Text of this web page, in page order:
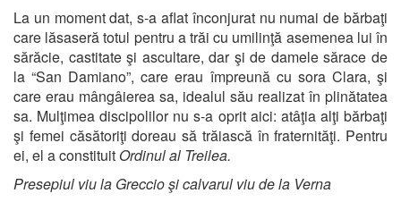
La un moment dat, s-a aflat înconjurat nu numai de bărbaţi
care lăsaseră totul pentru a trăi cu umilinţă asemenea lui în
sărăcie, castitate şi ascultare, dar şi de damele sărace de
la “San Damiano”, care erau împreună cu sora Clara, şi
care erau mângâierea sa, idealul său realizat în plinătatea
sa. Mulţimea discipolilor nu s-a oprit aici: atâţia alţi bărbaţi
şi femei căsătoriţi doreau să trăiască în fraternităţi. Pentru
ei, el a constituit Ordinul al Treilea.
Presepiul viu la Greccio şi calvarul viu de la Verna